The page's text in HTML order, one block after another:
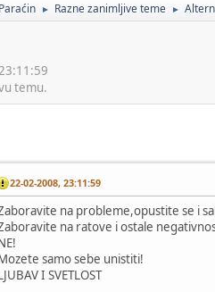
► Razne zanimljive teme ►
temu.
22-02-2008, 23:11:59
na probleme,opustite se i
na ratove i ostale
samo sebe unistiti!
I SVETLOST